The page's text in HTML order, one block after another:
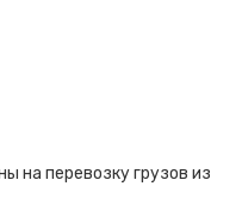
на перевозку грузов из